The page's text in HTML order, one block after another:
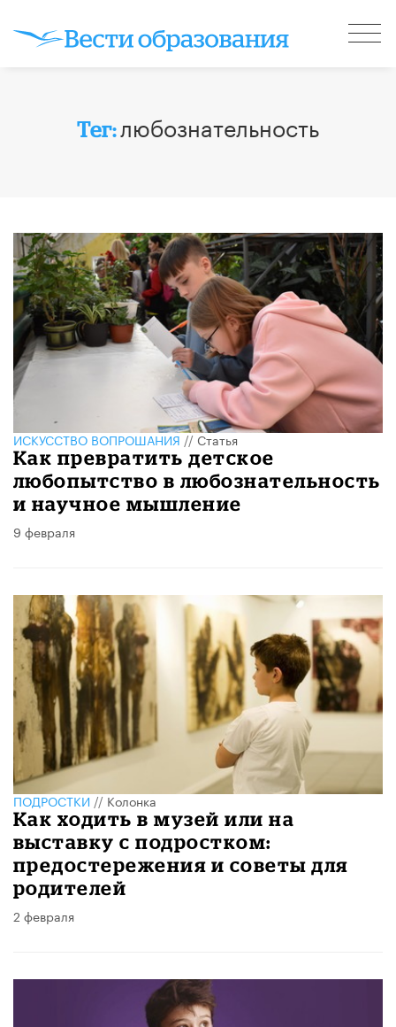
Тег:любознательность
ИСКУССТВО ВОПРОШАНИЯ//Статья
Как превратить детское
любопытство в любознательность
и научное мышление
9 февраля
ПОДРОСТКИ//Колонка
Как ходить в музей или на
выставку с подростком:
предостережения и советы для
родителей
2 февраля